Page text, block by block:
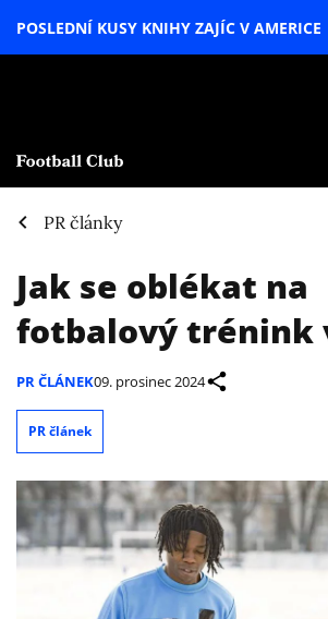
POSLEDNÍ KUSY KNIHY ZAJÍC V AMERICE
PR články
Jak se oblékat na
fotbalový trénink
PR ČLÁNEK09. prosinec 2024
PR článek